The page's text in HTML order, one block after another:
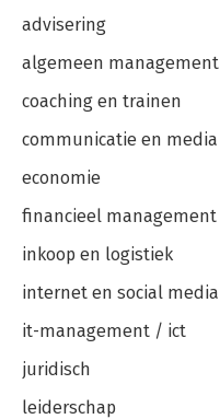
advisering
algemeen management
coaching en trainen
communicatie en media
economie
financieel management
inkoop en logistiek
internet en social media
it-management / ict
juridisch
leiderschap